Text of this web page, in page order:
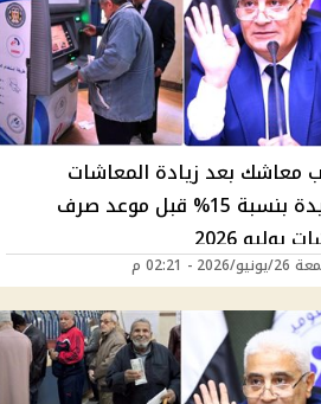
معاشك بعد زيادة المعاشات
الجديدة بنسبة 15% قبل موعد صرف
يوليو 2026
2026 - 02:21 م